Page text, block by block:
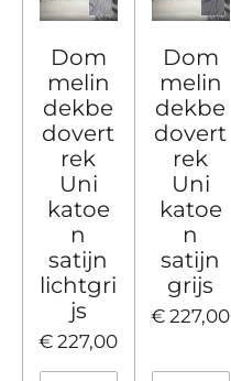
Dom
melin
dekbe
dovert
rek
Uni
katoe
n
satijn
lichtgri
js
€ 227,00
Dom
melin
dekbe
dovert
rek
Uni
katoe
n
satijn
grijs
€ 227,00